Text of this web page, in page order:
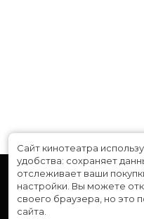
Сайт кинотеатра
удобства: сохраняет
отслеживает ваши
настройки. Вы можете
своего браузера, но это
сайта.